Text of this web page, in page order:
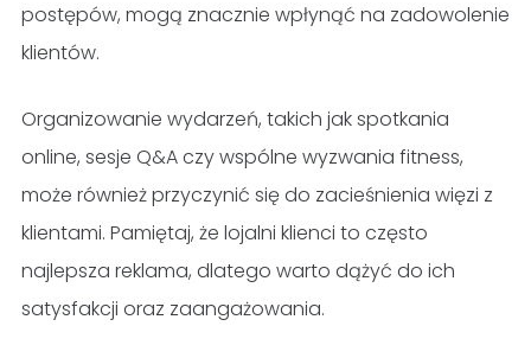
postępów, mogą znacznie wpłynąć na zadowolenie
klientów.
Organizowanie wydarzeń, takich jak spotkania
online, sesje Q&A czy wspólne wyzwania fitness,
może również przyczynić się do zacieśnienia więzi z
klientami. Pamiętaj, że lojalni klienci to często
najlepsza reklama, dlatego warto dążyć do ich
satysfakcji oraz zaangażowania.